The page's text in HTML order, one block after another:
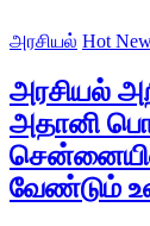
அரசியல் Hot
அரசியல்
அதானி
வேண்டும்